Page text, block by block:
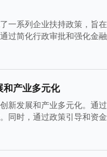
一系列企业扶持政策，旨
过简化行政审批和强化金
和产业多元化
新发展和产业多元化。通
同时，通过政策引导和资